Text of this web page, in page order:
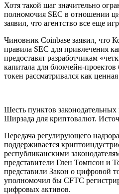
Хотя такой шаг значительно
полномочия SEC в отношении
заявил, что агентство все еще
Чиновник Coinbase заявил, что
правила SEC для привлечения
предоставят разработчикам
капитала для блокчейн-
токен рассматривался как
Шесть пунктов
Ширзада для криптовалют.
Передача регулирующего
поддерживается
республиканскими
представители Глен Томпсон и
представили Закон о цифровой
уполномочил бы CFTC
цифровых активов.